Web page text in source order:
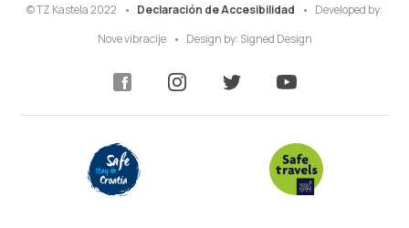
© TZ Kastela 2022 Declaración de Accesibilidad
Developed by:
Nove vibracije
Design by: Signed Design